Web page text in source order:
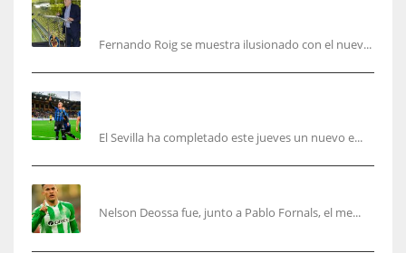
Fernando Roig se muestra ilusionado con el nuev...
El Sevilla ha completado este jueves un nuevo e...
Nelson Deossa fue, junto a Pablo Fornals, el me...